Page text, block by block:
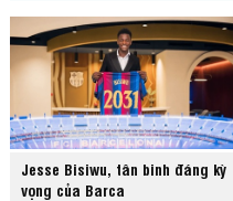
Jesse Bisiwu, tân binh đáng kỳ
vọng của Barca